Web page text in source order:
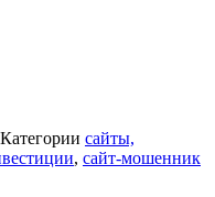
Категории сайты,
, сайт-мошенник